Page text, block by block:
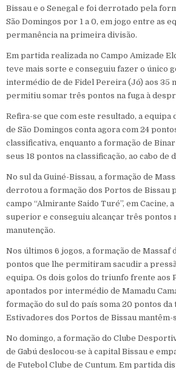
Bissau e o Senegal e foi derrotado pela
São Domingos por 1 a 0, em jogo entre as
permanência na primeira divisão.
Em partida realizada no Campo Amizade
teve mais sorte e conseguiu fazer o único
intermédio de de Fidel Pereira (Jó) aos 35
permitiu somar três pontos na fuga à
Refira-se que com este resultado, a
de São Domingos conta agora com 24
classificativa, enquanto a formação de
seus 18 pontos na classificação, ao cabo de
No sul da Guiné-Bissau, a formação de
derrotou a formação dos Portos de Bissau
campo “Almirante Saido Turé”, em Cacine,
superior e conseguiu alcançar três pontos
manutenção.
Nos últimos 6 jogos, a formação de Massaf
pontos que lhe permitiram sacudir a
equipa. Os dois golos do triunfo frente aos
apontados por intermédio de Mamadu
formação do sul do país soma 20 pontos da
Estivadores dos Portos de Bissau mantêm-
No domingo, a formação do Clube
de Gabú deslocou-se à capital Bissau e
de Futebol Clube de Cuntum. Em partida